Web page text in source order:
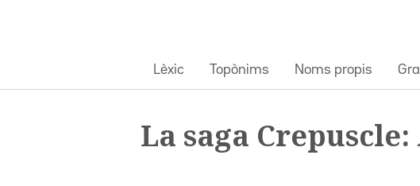
Lèxic Topònims Noms propis
La saga